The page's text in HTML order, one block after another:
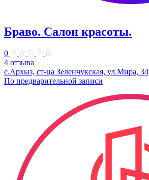
Браво. Салон красоты.
0
4 отзыва
с.Архыз, ст-ца Зеленчукская, ул.Мира, 34
По предварительной записи